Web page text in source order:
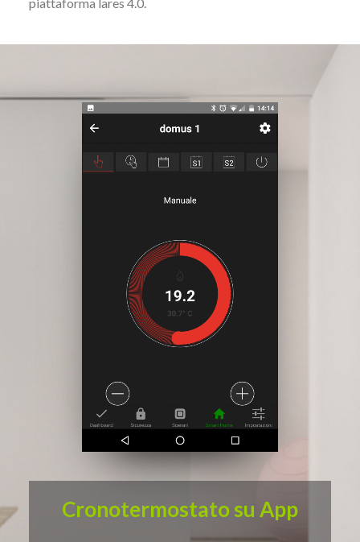
Cronotermostato su App